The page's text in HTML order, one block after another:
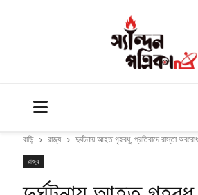
বাড়ি রাজ্য দুর্ঘটনায় আহত গৃহবধূ, প্রতিবাদে রাস্তা
রাজ্য